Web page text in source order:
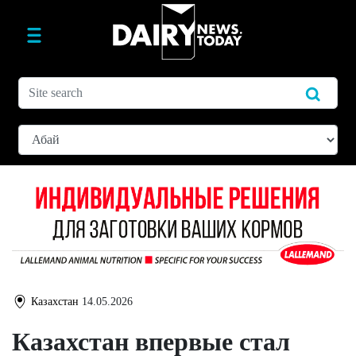
Казахстан 14.05.2026
Казахстан впервые стал